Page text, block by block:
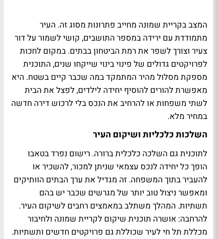
המצב בקריית שמונה מחייב פתרונות מסוג זה. העיר
מתמודדת עם ירידה במספר התושבים, קושי לשמור על דור
צעיר וצורך לשפר את רמת הביטחון בבתים. במקום לחכות
לפרויקטים גדולים של פינוי בינוי שייקחו שנים, התוכנית
מספקת מסלול מהיר המתמקד במה שכבר קיים בשטח. היא
מאפשרת להורים להוסיף יחידה לילדים, לפצל את הבית
לשתי משפחות או להרחיב את הנכס בלי לרכוש דירה חדשה
במחיר מלא.
השלכות כלכליות ושיקום העיר
לתוכנית גם השלכה כלכלית ברורה. רישום נפרד בטאבו
הופך כל יחידה לנכס עצמאי שניתן למכור, להשכיר או
להעביר בתוך המשפחה. זה מגדיל את ערך הבתים הוותיקים
ומאפשר ניצול טוב יותר של מגרשים שכבר יש בהם
תשתיות. המהלך משתלב במאמצים רחבים לשיקום העיר.
להרחבה: אושרה תוכנית שיקום לקריית שמונה ולחיבור
מכללת תל חי לעיר שכוללת גם פרויקטים חדשים ותשתיות.